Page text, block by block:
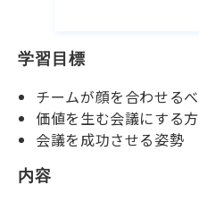
学習目標
チームが顔を合わせる
価値を生む会議にする
会議を成功させる姿勢
内容